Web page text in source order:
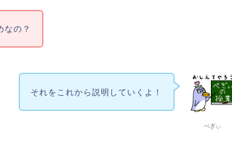
なの？
ぺぎぃ
それをこれから説明していくよ！